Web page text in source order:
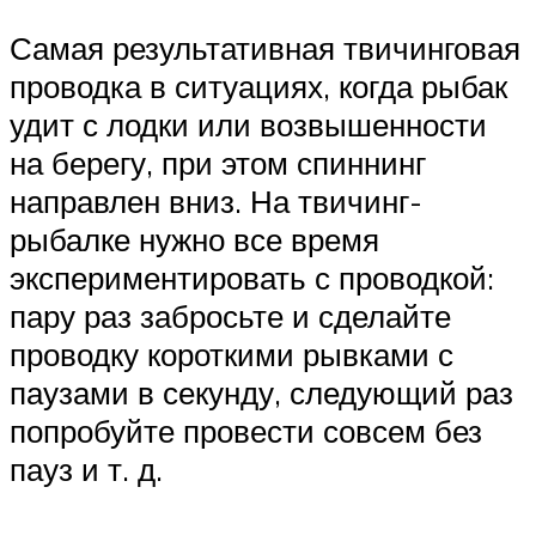
Самая результативная твичинговая
проводка в ситуациях, когда рыбак
удит с лодки или возвышенности
на берегу, при этом спиннинг
направлен вниз. На твичинг-
рыбалке нужно все время
экспериментировать с проводкой:
пару раз забросьте и сделайте
проводку короткими рывками с
паузами в секунду, следующий раз
попробуйте провести совсем без
пауз и т. д.